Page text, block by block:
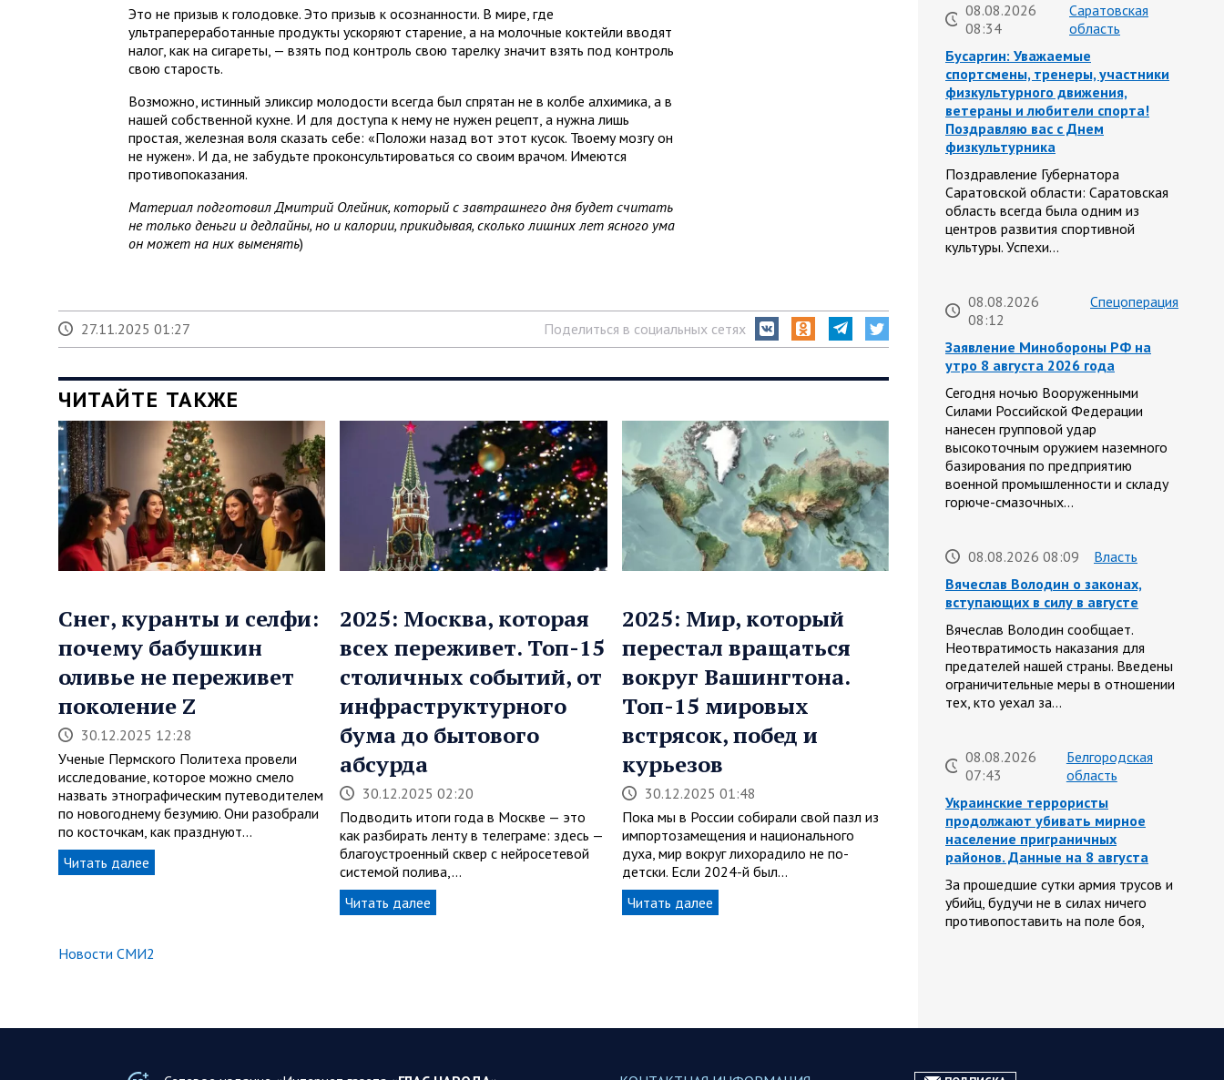
Это не призыв к голодовке. Это призыв к осознанности. В мире, где
ультрапереработанные продукты ускоряют старение, а на молочные коктейли вводят
налог, как на сигареты, — взять под контроль свою тарелку значит взять под контроль
свою старость.
Возможно, истинный эликсир молодости всегда был спрятан не в колбе алхимика, а в
нашей собственной кухне. И для доступа к нему не нужен рецепт, а нужна лишь
простая, железная воля сказать себе: «Положи назад вот этот кусок. Твоему мозгу он
не нужен». И да, не забудьте проконсультироваться со своим врачом. Имеются
противопоказания.
Материал подготовил Дмитрий Олейник, который с завтрашнего дня будет считать
не только деньги и дедлайны, но и калории, прикидывая, сколько лишних лет ясного ума
он может на них выменять)
27.11.2025 01:27 Поделиться в социальных сетях
ЧИТАЙТЕ ТАКЖЕ
Снег, куранты и селфи:
почему бабушкин
оливье не переживет
поколение Z
30.12.2025 12:28
Ученые Пермского Политеха провели
исследование, которое можно смело
назвать этнографическим путеводителем
по новогоднему безумию. Они разобрали
по косточкам, как празднуют…
Читать далее
2025: Москва, которая
всех переживет. Топ-15
столичных событий, от
инфраструктурного
бума до бытового
абсурда
30.12.2025 02:20
Подводить итоги года в Москве — это
как разбирать ленту в телеграме: здесь —
благоустроенный сквер с нейросетевой
системой полива,…
Читать далее
2025: Мир, который
перестал вращаться
вокруг Вашингтона.
Топ-15 мировых
встрясок, побед и
курьезов
30.12.2025 01:48
Пока мы в России собирали свой пазл из
импортозамещения и национального
духа, мир вокруг лихорадило не по-
детски. Если 2024-й был…
Читать далее
Новости СМИ2
08.08.2026
08:34
Саратовская
область
Бусаргин: Уважаемые
спортсмены, тренеры, участники
физкультурного движения,
ветераны и любители спорта!
Поздравляю вас с Днем
физкультурника
Поздравление Губернатора
Саратовской области: Саратовская
область всегда была одним из
центров развития спортивной
культуры. Успехи…
08.08.2026
08:12
Спецоперация
Заявление Минобороны РФ на
утро 8 августа 2026 года
Сегодня ночью Вооруженными
Силами Российской Федерации
нанесен групповой удар
высокоточным оружием наземного
базирования по предприятию
военной промышленности и складу
горюче-смазочных…
08.08.2026 08:09
Власть
Вячеслав Володин о законах,
вступающих в силу в августе
Вячеслав Володин сообщает.
Неотвратимость наказания для
предателей нашей страны. Введены
ограничительные меры в отношении
тех, кто уехал за…
08.08.2026
07:43
Белгородская
область
Украинские террористы
продолжают убивать мирное
население приграничных
районов. Данные на 8 августа
За прошедшие сутки армия трусов и
убийц, будучи не в силах ничего
противопоставить на поле боя,
06:51
года от Двух майоров